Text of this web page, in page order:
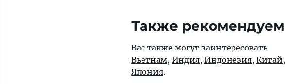
Также рекомендуем
Вас также могут заинтересовать
Вьетнам, Индия, Индонезия, Китай,
Япония.